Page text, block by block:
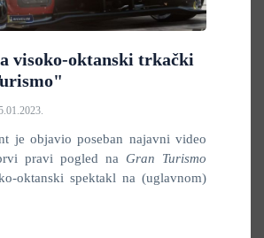
visoko-oktanski trkački
je objavio poseban najavni video
pravi pogled na Gran Turismo
oktanski spektakl na (uglavnom)